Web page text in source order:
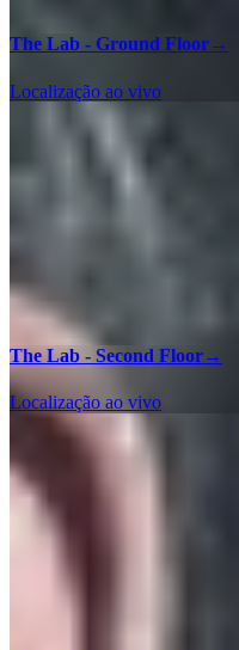
The Lab - Ground Floor→
Localização ao vivo
The Lab - Second Floor→
Localização ao vivo